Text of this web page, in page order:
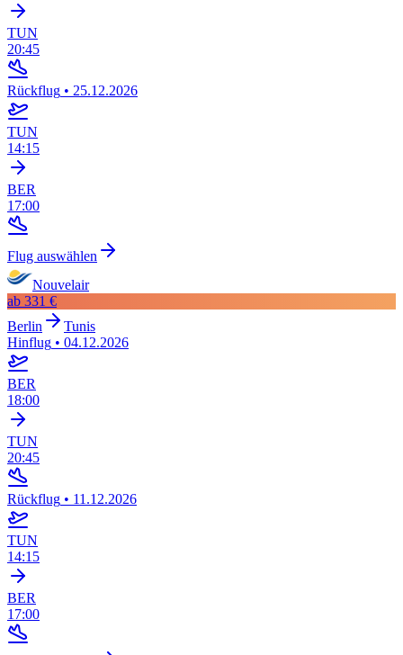
TUN
20:45
Rückflug • 25.12.2026
TUN
14:15
BER
17:00
Flug auswählen
Nouvelair
ab 331 €
Berlin
Tunis
Hinflug • 04.12.2026
BER
18:00
TUN
20:45
Rückflug • 11.12.2026
TUN
14:15
BER
17:00